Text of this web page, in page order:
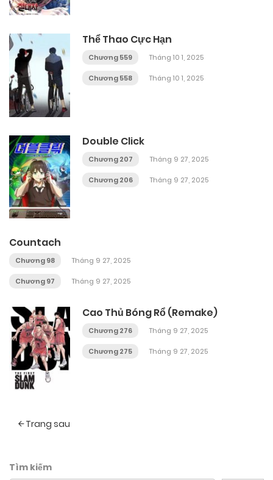
Thể Thao Cực Hạn
Chương 559 Tháng 10 1, 2025
Chương 558 Tháng 10 1, 2025
Double Click
Chương 207 Tháng 9 27, 2025
Chương 206 Tháng 9 27, 2025
Countach
Chương 98 Tháng 9 27, 2025
Chương 97 Tháng 9 27, 2025
Cao Thủ Bóng Rổ (Remake)
Chương 276 Tháng 9 27, 2025
Chương 275 Tháng 9 27, 2025
Posts
Trang sau
Tìm kiếm